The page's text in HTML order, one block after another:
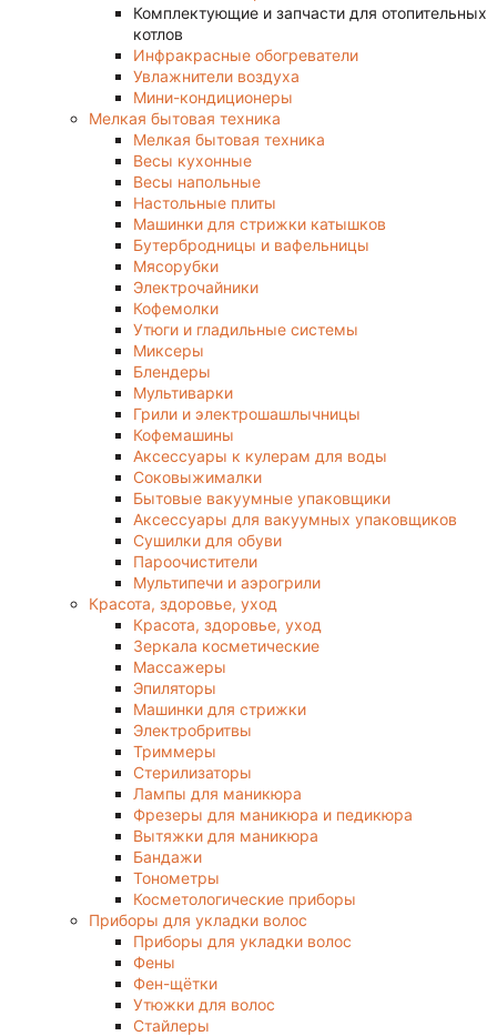
Комплектующие и запчасти для отопительных
котлов
Инфракрасные обогреватели
Увлажнители воздуха
Мини-кондиционеры
Мелкая бытовая техника
Мелкая бытовая техника
Весы кухонные
Весы напольные
Настольные плиты
Машинки для стрижки катышков
Бутербродницы и вафельницы
Мясорубки
Электрочайники
Кофемолки
Утюги и гладильные системы
Миксеры
Блендеры
Мультиварки
Грили и электрошашлычницы
Кофемашины
Аксессуары к кулерам для воды
Соковыжималки
Бытовые вакуумные упаковщики
Аксессуары для вакуумных упаковщиков
Сушилки для обуви
Пароочистители
Мультипечи и аэрогрили
Красота, здоровье, уход
Красота, здоровье, уход
Зеркала косметические
Массажеры
Эпиляторы
Машинки для стрижки
Электробритвы
Триммеры
Стерилизаторы
Лампы для маникюра
Фрезеры для маникюра и педикюра
Вытяжки для маникюра
Бандажи
Тонометры
Косметологические приборы
Приборы для укладки волос
Приборы для укладки волос
Фены
Фен-щётки
Утюжки для волос
Стайлеры